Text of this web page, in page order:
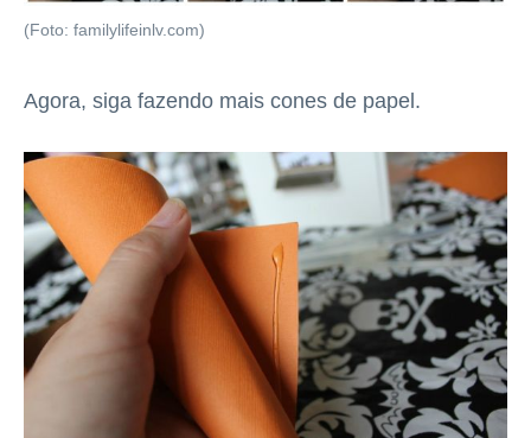
(Foto: familylifeinlv.com)
Agora, siga fazendo mais cones de papel.